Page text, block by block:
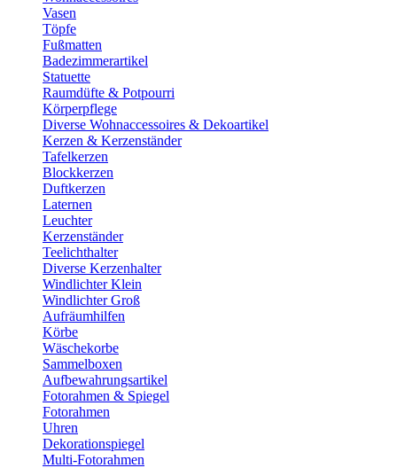
Vasen
Töpfe
Fußmatten
Badezimmerartikel
Statuette
Raumdüfte & Potpourri
Körperpflege
Diverse Wohnaccessoires & Dekoartikel
Kerzen & Kerzenständer
Tafelkerzen
Blockkerzen
Duftkerzen
Laternen
Leuchter
Kerzenständer
Teelichthalter
Diverse Kerzenhalter
Windlichter Klein
Windlichter Groß
Aufräumhilfen
Körbe
Wäschekorbe
Sammelboxen
Aufbewahrungsartikel
Fotorahmen & Spiegel
Fotorahmen
Uhren
Dekorationspiegel
Multi-Fotorahmen